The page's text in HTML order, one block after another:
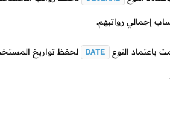
إجمالي رواتبهم.
باعتماد النوع DATE لحفظ تواريخ